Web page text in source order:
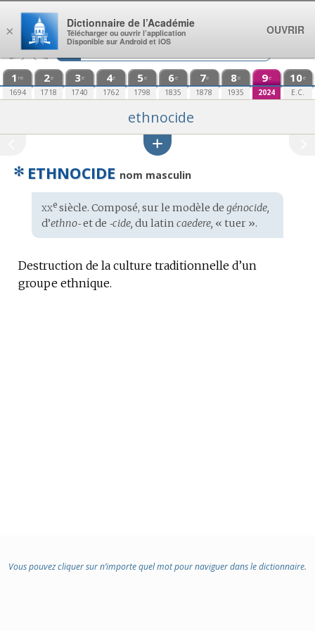
Aller au contenu
1 re
1694
2e
1718
3e
1740
4e
1762
5e
1798
6e
1835
7e
1878
8e
1935
9e
2024
10e
E.C.
ethnocide
✻ ETHNOCIDE nom masculin
Étymologie
:
xxesiècle. Composé, sur le modèle de génocide,
d’ethno‑et de ‑cide, du latin caedere, « tuer ».
Destruction de la culture traditionnelle d’un
groupe ethnique.
Vous pouvez cliquer sur n’importe quel mot pour naviguer dans le dictionnaire.
×
Dictionnaire de l’Académie
Télécharger ou ouvrir l’application
Disponible sur Android et iOS
OUVRIR